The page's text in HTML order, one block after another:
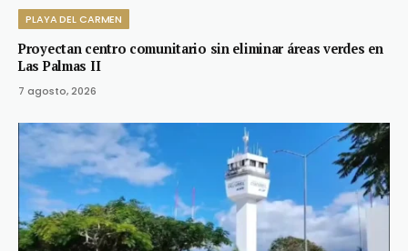
PLAYA DEL CARMEN
Proyectan centro comunitario sin eliminar áreas verdes en
Las Palmas II
7 agosto, 2026